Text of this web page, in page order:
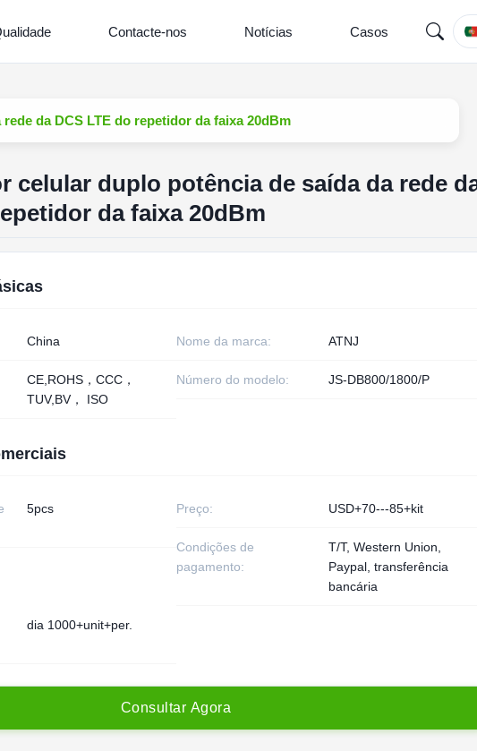
Contacte-nos Notícias Casos
da DCS LTE do repetidor da faixa 20dBm
celular duplo potência de saída da rede
da faixa 20dBm
China Nome da marca: ATNJ
CE,ROHS，CCC，
TUV,BV， ISO
Número do modelo: JS-DB800/1800/P
5pcs Preço: USD+70---85+kit
Condições de
pagamento:
T/T, Western Union,
Paypal, transferência
bancária
dia 1000+unit+per.
Consu tar Agora